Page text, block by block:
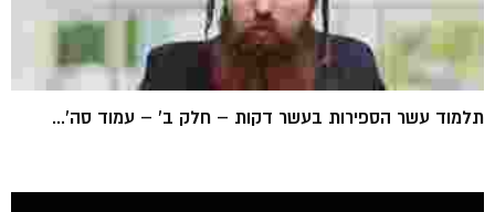
תלמוד עשר הספירות בעשר דקות – חלק ב' – עמוד סה'...